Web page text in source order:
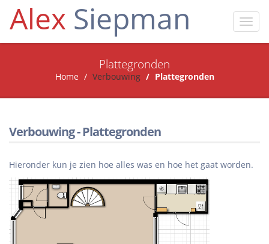
Alex Siepman
Plattegronden
Home Verbouwing Plattegronden
Verbouwing - Plattegronden
Hieronder kun je zien hoe alles was en hoe het gaat worden.